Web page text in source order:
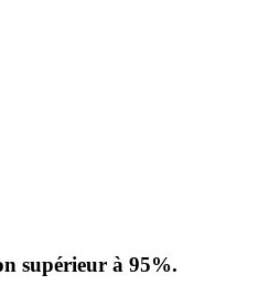
supérieur à 95%.